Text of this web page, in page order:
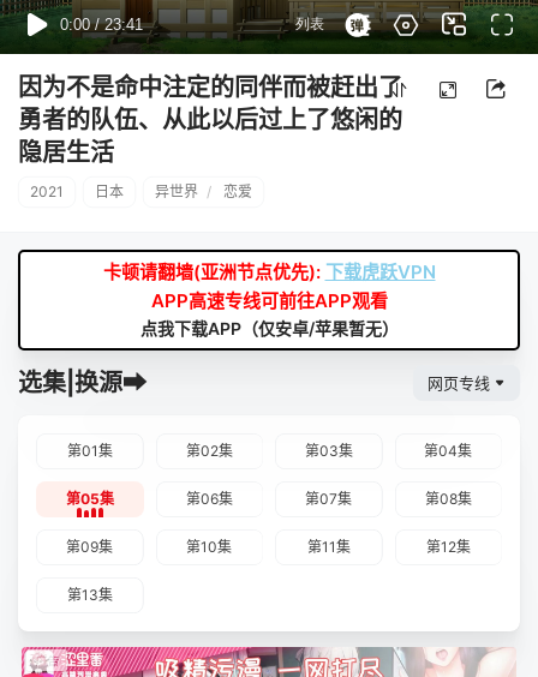
因为不是命中注定的同伴而被赶出了
勇者的队伍、从此以后过上了悠闲的
隐居生活
2021 日本 异世界 / 恋爱
卡顿请翻墙(亚洲节点优先): 下载虎跃VPN
APP高速专线可前往APP观看
点我下载APP（仅安卓/苹果暂无）
选集|换源➡ 网页专线
第01集 第02集 第03集 第04集
第05集 第06集 第07集 第08集
第09集 第10集 第11集 第12集
第13集